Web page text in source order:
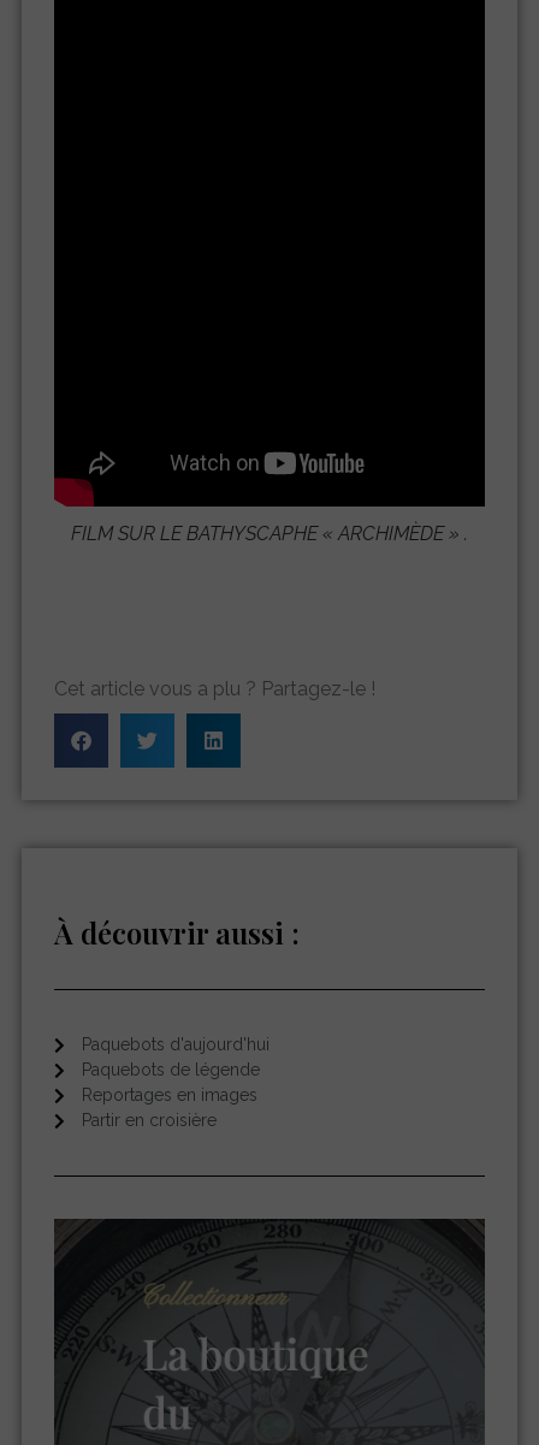
FILM SUR LE BATHYSCAPHE «ARCHIMÈDE» .
Cet article vous a plu ? Partagez-le !
À découvrir aussi :
Paquebots d'aujourd'hui
Paquebots de légende
Reportages en images
Partir en croisière